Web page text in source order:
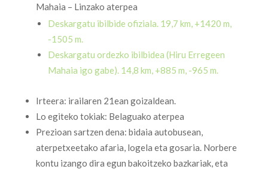
Mahaia – Linzako aterpea
Deskargatu ibilbide ofiziala. 19,7 km, +1420 m,
-1505 m.
Deskargatu ordezko ibilbidea (Hiru Erregeen
Mahaia igo gabe). 14,8 km, +885 m, -965 m.
Irteera: irailaren 21ean goizaldean.
Lo egiteko tokiak: Belaguako aterpea
Prezioan sartzen dena: bidaia autobusean,
aterpetxeetako afaria, logela eta gosaria. Norbere
kontu izango dira egun bakoitzeko bazkariak, eta